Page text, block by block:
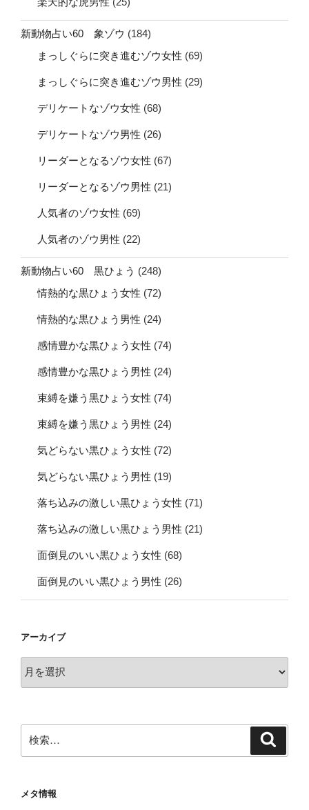
新動物占い60 象ゾウ (184)
まっしぐらに突き進むゾウ女性 (69)
まっしぐらに突き進むゾウ男性 (29)
デリケートなゾウ女性 (68)
デリケートなゾウ男性 (26)
リーダーとなるゾウ女性 (67)
リーダーとなるゾウ男性 (21)
人気者のゾウ女性 (69)
人気者のゾウ男性 (22)
新動物占い60 黒ひょう (248)
情熱的な黒ひょう女性 (72)
情熱的な黒ひょう男性 (24)
感情豊かな黒ひょう女性 (74)
感情豊かな黒ひょう男性 (24)
束縛を嫌う黒ひょう女性 (74)
束縛を嫌う黒ひょう男性 (24)
気どらない黒ひょう女性 (72)
気どらない黒ひょう男性 (19)
落ち込みの激しい黒ひょう女性 (71)
落ち込みの激しい黒ひょう男性 (21)
面倒見のいい黒ひょう女性 (68)
面倒見のいい黒ひょう男性 (26)
アーカイブ
ー
索:
メタ情報